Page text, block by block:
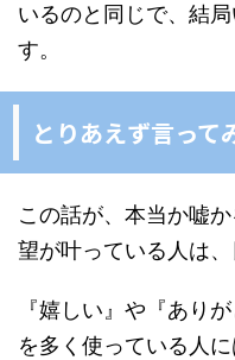
いるのと同じで、結
す。
とりあえず言って
この話が、本当か嘘
望が叶っている人は、
『嬉しい』や『あり
を多く使っている人